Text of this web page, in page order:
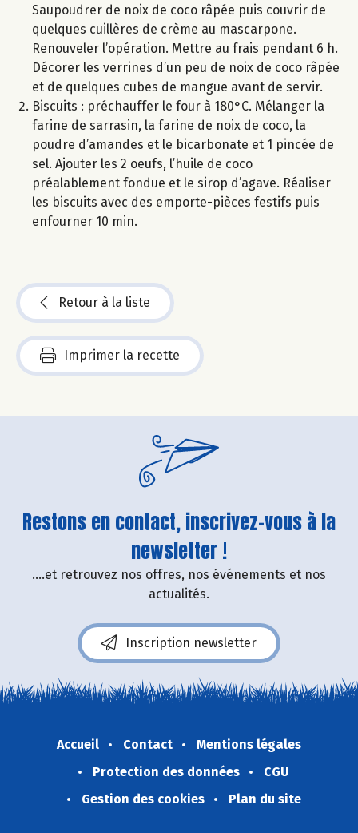
Saupoudrer de noix de coco râpée puis couvrir de
quelques cuillères de crème au mascarpone.
Renouveler l’opération. Mettre au frais pendant 6 h.
Décorer les verrines d’un peu de noix de coco râpée
et de quelques cubes de mangue avant de servir.
Biscuits : préchauffer le four à 180°C. Mélanger la
farine de sarrasin, la farine de noix de coco, la
poudre d’amandes et le bicarbonate et 1 pincée de
sel. Ajouter les 2 oeufs, l’huile de coco
préalablement fondue et le sirop d’agave. Réaliser
les biscuits avec des emporte-pièces festifs puis
enfourner 10 min.
Retour à la liste
Imprimer la recette
Restons en contact, inscrivez-vous à la
newsletter !
....et retrouvez nos offres, nos événements et nos
actualités.
Inscription newsletter
Accueil Contact
Mentions légales
Protection des données
CGU
Gestion des cookies
Plan du site